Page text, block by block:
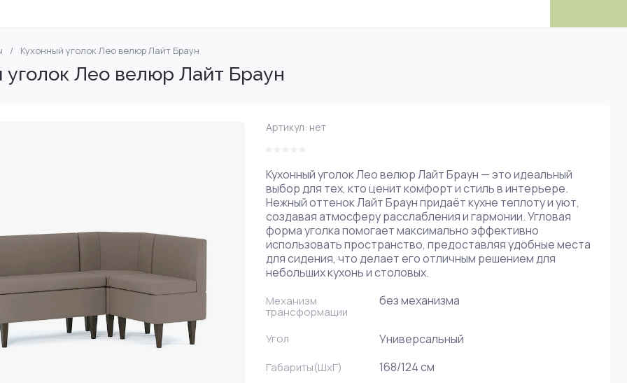
прямые
на металлокаркасе
С бортиками
/ Кухонный уголок Лео велюр Лайт Браун
уголок Лео велюр Лайт Браун
Артикул: нет
Кухонный уголок Лео велюр Лайт Браун — это идеальный
выбор для тех, кто ценит комфорт и стиль в интерьере.
Нежный оттенок Лайт Браун придаёт кухне теплоту и уют,
создавая атмосферу расслабления и гармонии. Угловая
форма уголка помогает максимально эффективно
использовать пространство, предоставляя удобные места
для сидения, что делает его отличным решением для
небольших кухонь и столовых.
Механизм
трансформации
без механизма
Угол Универсальный
Габариты(ШxГ) 168/124 см